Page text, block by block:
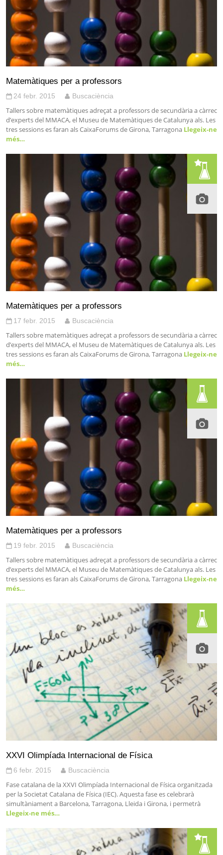
Matemàtiques per a professors
24 febr. 2015 Buscaciència
Tallers sobre matemàtiques adreçat a professors de secundària a càrrec
d’experts del MMACA, el Museu de Matemàtiques de Catalunya als. Les
tres sessions es faran als CaixaForums de Girona, Tarragona Llegeix-ne
més…
Matemàtiques per a professors
17 febr. 2015 Buscaciència
Tallers sobre matemàtiques adreçat a professors de secundària a càrrec
d’experts del MMACA, el Museu de Matemàtiques de Catalunya als. Les
tres sessions es faran als CaixaForums de Girona, Tarragona Llegeix-ne
més…
Matemàtiques per a professors
19 febr. 2015 Buscaciència
Tallers sobre matemàtiques adreçat a professors de secundària a càrrec
d’experts del MMACA, el Museu de Matemàtiques de Catalunya als. Les
tres sessions es faran als CaixaForums de Girona, Tarragona Llegeix-ne
més…
XXVI Olimpíada Internacional de Física
6 febr. 2015 Buscaciència
Fase catalana de la XXVI Olimpíada Internacional de Física organitzada
per la Societat Catalana de Física (IEC). Aquesta fase es celebrarà
simultàniament a Barcelona, Tarragona, Lleida i Girona, i permetrà
Llegeix-ne més…